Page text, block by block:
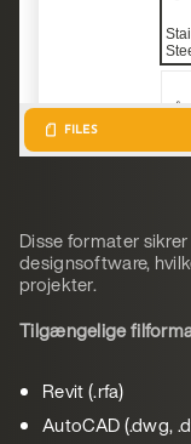
Disse formater
designsoftware,
projekter.
Tilgængelige
Revit (.rfa)
AutoCAD (.dwg,